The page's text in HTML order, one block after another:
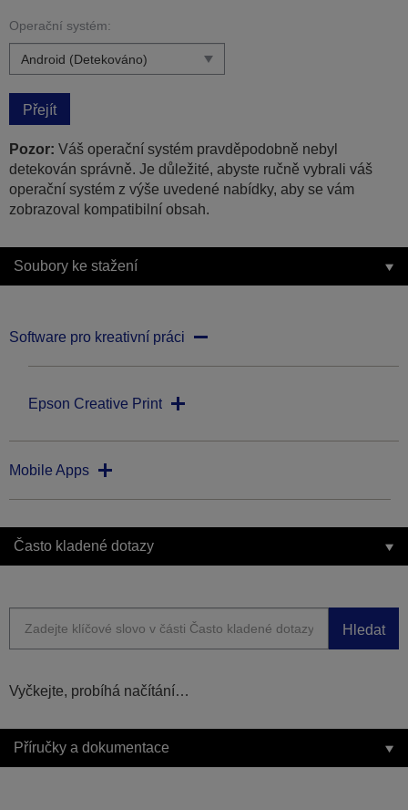
Operační systém:
Přejít
Pozor: Váš operační systém pravděpodobně nebyl
detekován správně. Je důležité, abyste ručně vybrali váš
operační systém z výše uvedené nabídky, aby se vám
zobrazoval kompatibilní obsah.
Soubory ke stažení
Software pro kreativní práci
Epson Creative Print
Mobile Apps
Často kladené dotazy
Hledat
Vyčkejte, probíhá načítání…
Příručky a dokumentace